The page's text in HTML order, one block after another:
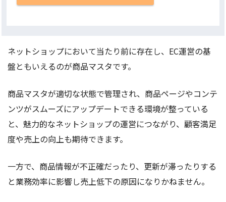
ネットショップにおいて当たり前に存在し、EC運営の基
盤ともいえるのが商品マスタです。
商品マスタが適切な状態で管理され、商品ページやコンテ
ンツがスムーズにアップデートできる環境が整っている
と、魅力的なネットショップの運営につながり、顧客満足
度や売上の向上も期待できます。
一方で、商品情報が不正確だったり、更新が滞ったりする
と業務効率に影響し売上低下の原因になりかねません。